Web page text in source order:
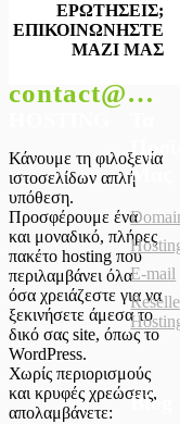
ΕΡΩΤΗΣΕΙΣ;
ΕΠΙΚΟΙΝΩΝΗΣΤΕ
ΜΑΖΙ ΜΑΣ
contact@polar55.gr
Κάνουμε τη φιλοξενία
ιστοσελίδων απλή
υπόθεση.
Προσφέρουμε ένα
και μοναδικό, πλήρες
πακέτο hosting που
περιλαμβάνει όλα
όσα χρειάζεστε για να
ξεκινήσετε άμεσα το
δικό σας site, όπως το
WordPress.
Χωρίς περιορισμούς
και κρυφές χρεώσεις,
απολαμβάνετε:
Μας
E-mail
Blog